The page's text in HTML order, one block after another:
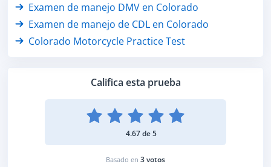
Califica esta prueba
4.67 de 5
Basado en 3 votos
Examen de manejo DMV en Colorado
Examen de manejo de CDL en Colorado
Colorado Motorcycle Practice Test